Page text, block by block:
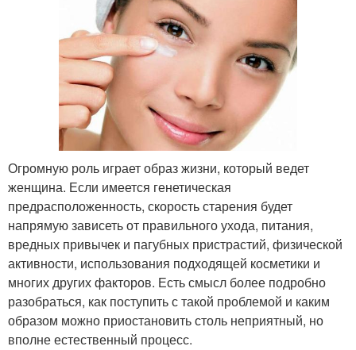
Огромную роль играет образ жизни, который ведет
женщина. Если имеется генетическая
предрасположенность, скорость старения будет
напрямую зависеть от правильного ухода, питания,
вредных привычек и пагубных пристрастий, физической
активности, использования подходящей косметики и
многих других факторов. Есть смысл более подробно
разобраться, как поступить с такой проблемой и каким
образом можно приостановить столь неприятный, но
вполне естественный процесс.